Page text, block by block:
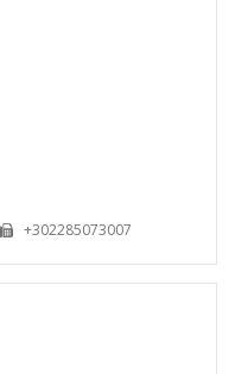
+302285073007